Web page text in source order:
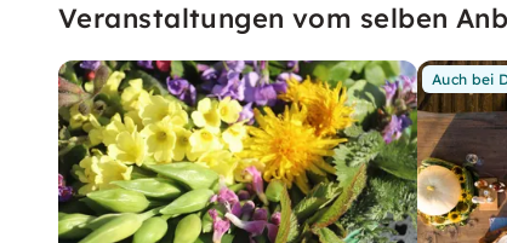
Veranstaltungen vom selben
Auch bei